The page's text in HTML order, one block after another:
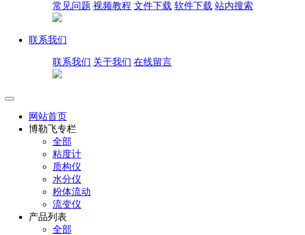
常见问题 视频教程 文件下载 软件下载 站内搜索
联系我们
联系我们 关于我们 在线留言
网站首页
博勒飞专栏
全部
粘度计
质构仪
水分仪
粉体流动
流变仪
产品列表
全部